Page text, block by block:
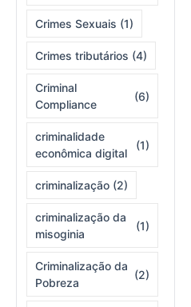
Crimes Sexuais (1)
Crimes tributários (4)
Criminal
Compliance
(6)
criminalidade
econômica digital
(1)
criminalização (2)
criminalização da
misoginia
(1)
Criminalização da
Pobreza
(2)